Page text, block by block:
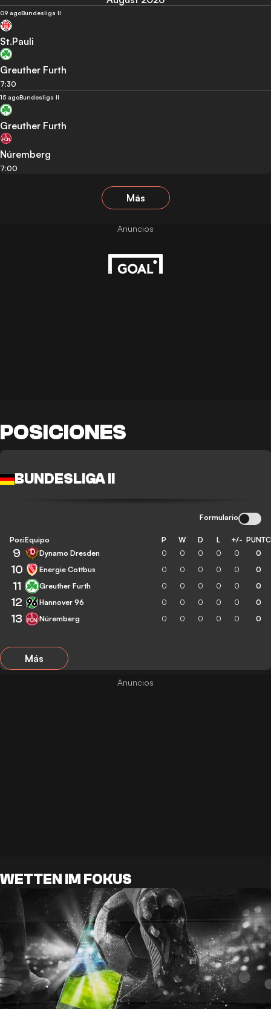
09 agoBundesliga II
St.Pauli
Greuther Furth
7:30
15 agoBundesliga II
Greuther Furth
Núremberg
7:00
Más
POSICIONES
BUNDESLIGA II
Formulario
Posición
Equipo P W D L +/-
9 Dynamo Dresden 0 0 0 0 0 0
10 Energie Cottbus 0 0 0 0 0 0
11 Greuther Furth 0 0 0 0 0 0
12 Hannover 96 0 0 0 0 0 0
13 Núremberg 0 0 0 0 0 0
Más
WETTEN IM FOKUS